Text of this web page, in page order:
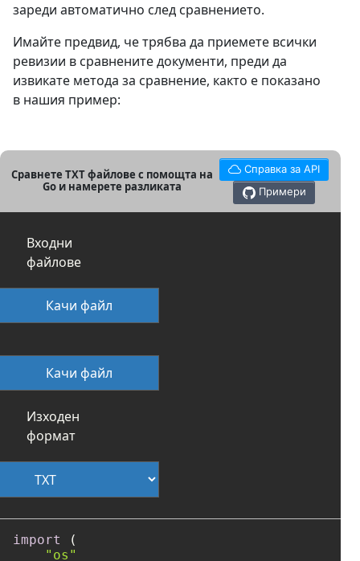
зареди автоматично след сравнението.
Имайте предвид, че трябва да приемете всички
ревизии в сравнените документи, преди да
извикате метода за сравнение, както е показано
в нашия пример:
Сравнете TXT файлове с помощта на
Go и намерете разликата
Справка за API
Примери
Входни
файлове
Качи файл
Качи файл
Изходен
формат
import
(
"os"